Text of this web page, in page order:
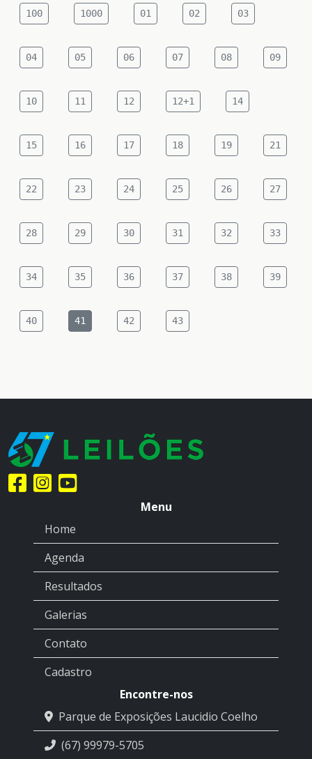
100 1000 01 02 03
04 05 06 07 08 09
10 11 12 12+1 14
15 16 17 18 19 21
22 23 24 25 26 27
28 29 30 31 32 33
34 35 36 37 38 39
40 41 42 43
Menu
Home
Agenda
Resultados
Galerias
Contato
Cadastro
Encontre-nos
Parque de Exposições Laucidio Coelho
(67) 99979-5705